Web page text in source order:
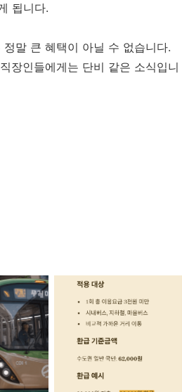
됩니다.
말 큰 혜택이 아닐 수 없습니다.
장인들에게는 단비 같은 소식입니